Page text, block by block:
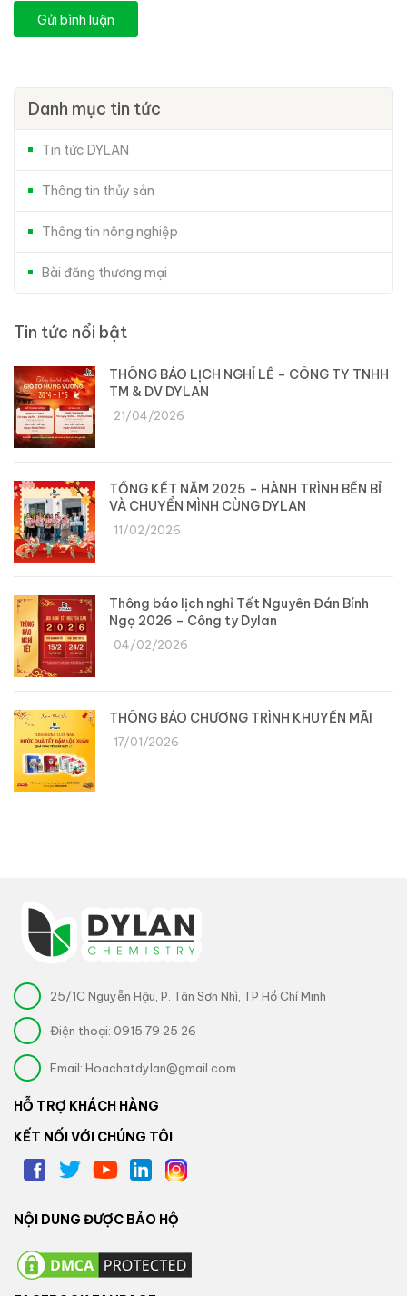
Gửi bình luận
Danh mục tin tức
Tin tức DYLAN
Thông tin thủy sản
Thông tin nông nghiệp
Bài đăng thương mại
Tin tức nổi bật
THÔNG BÁO LỊCH NGHỈ LỄ – CÔNG TY TNHH
TM & DV DYLAN
21/04/2026
TỔNG KẾT NĂM 2025 – HÀNH TRÌNH BỀN BỈ
VÀ CHUYỂN MÌNH CÙNG DYLAN
11/02/2026
Thông báo lịch nghỉ Tết Nguyên Đán Bính
Ngọ 2026 – Công ty Dylan
04/02/2026
THÔNG BÁO CHƯƠNG TRÌNH KHUYẾN MÃI
17/01/2026
25/1C Nguyễn Hậu, P. Tân Sơn Nhì, TP Hồ Chí Minh
Điện thoại: 0915 79 25 26
Email: Hoachatdylan@gmail.com
HỖ TRỢ KHÁCH HÀNG
KẾT NỐI VỚI CHÚNG TÔI
NỘI DUNG ĐƯỢC BẢO HỘ